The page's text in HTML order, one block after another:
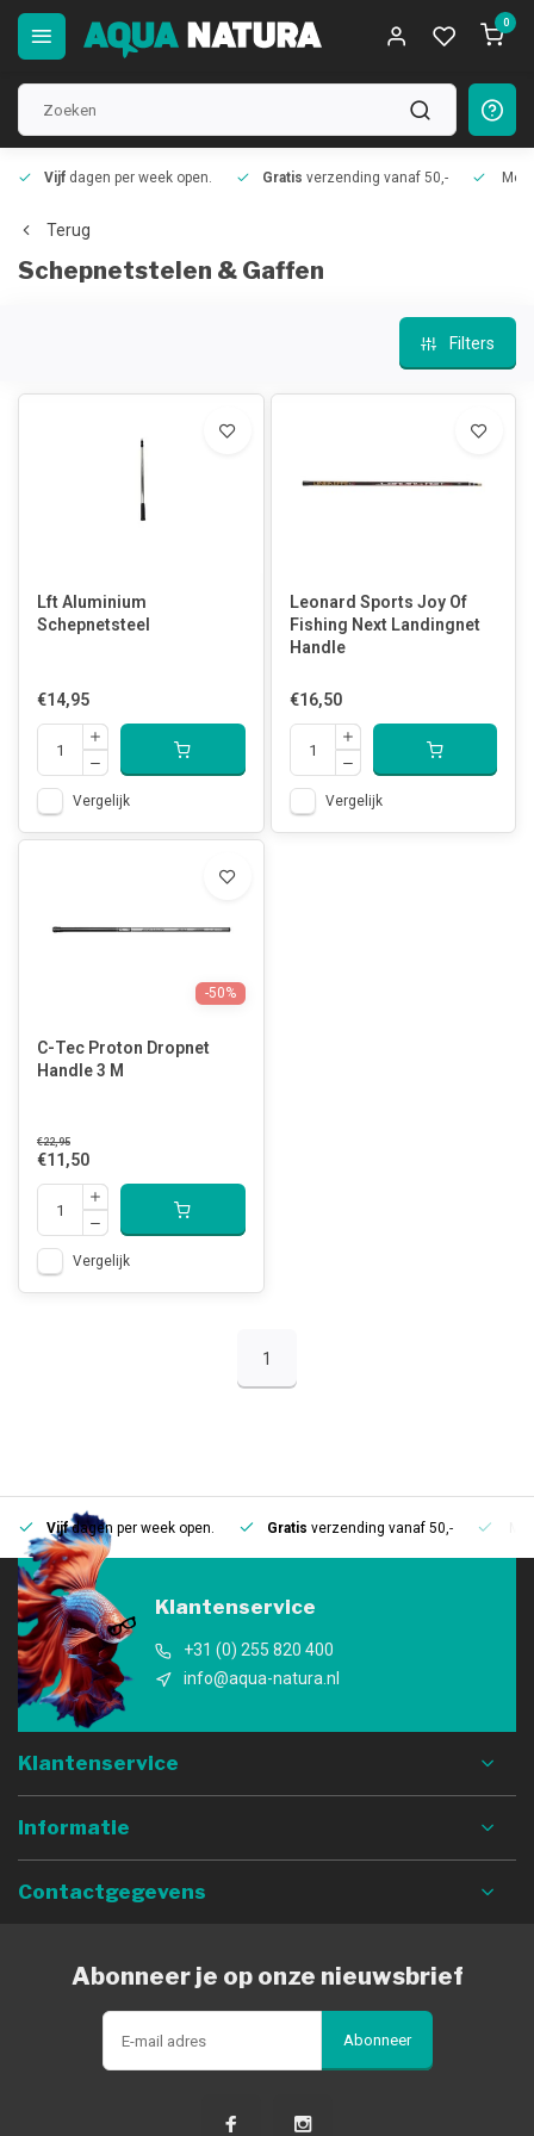
0
Vijf dagen per week open. Gratis verzending vanaf 50,-
Terug
Schepnetstelen & Gaffen
Filters
Lft Aluminium
Schepnetsteel
€14,95
Vergelijk
Leonard Sports Joy Of
Fishing Next Landingnet
Handle
€16,50
Vergelijk
-50%
C-Tec Proton Dropnet
Handle 3 M
€22,95
€11,50
Vergelijk
1
Vijfdagen per week open. Gratis verzending vanaf 50,-
Klantenservice
+31 (0) 255 820 400
info@aqua-natura.nl
Klantenservice
Informatie
Contactgegevens
Abonneer je op onze nieuwsbrief
Abonneer